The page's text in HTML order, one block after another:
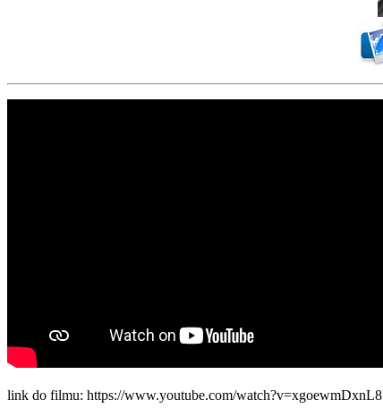
link do filmu: https://www.youtube.com/watch?v=xgoewmDxnL8